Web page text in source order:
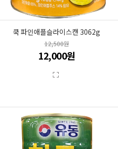
쿡 파인애플슬라이스캔 3062g
12,500원
12,000원